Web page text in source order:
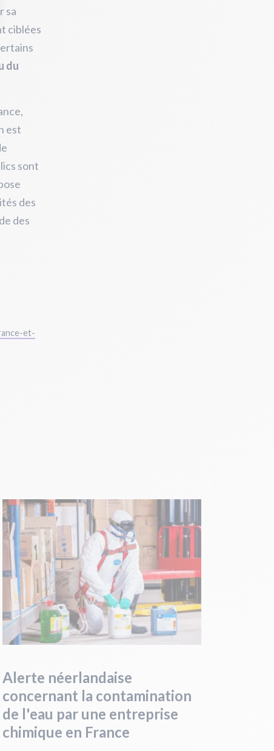
sa
ciblées
du
est
sont
des
des
et-
Alerte néerlandaise
concernant la contamination
de l'eau par une entreprise
chimique en France